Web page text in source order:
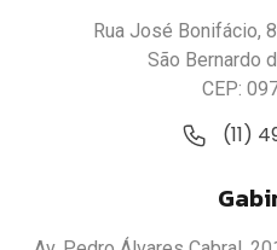
Rua José Bonifácio,
São Bernardo
CEP:
(11)